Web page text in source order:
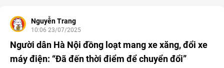
Nguyễn Trang
10:06 23/07/2025
Người dân Hà Nội đồng loạt mang xe xăng, đổi xe
máy điện: “Đã đến thời điểm để chuyển đổi”